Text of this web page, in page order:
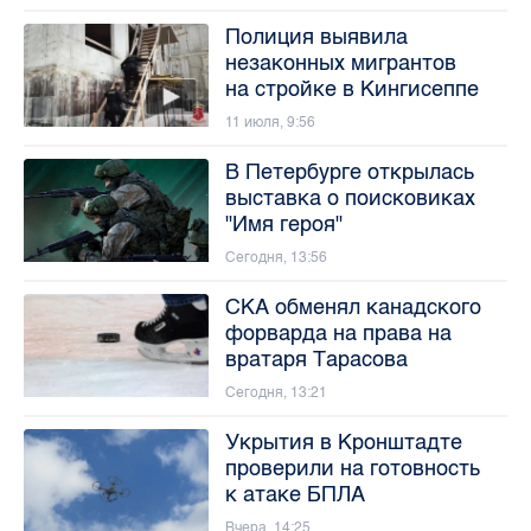
Полиция выявила
незаконных мигрантов
на стройке в Кингисеппе
11 июля, 9:56
В Петербурге открылась
выставка о поисковиках
"Имя героя"
Сегодня, 13:56
СКА обменял канадского
форварда на права на
вратаря Тарасова
Сегодня, 13:21
Укрытия в Кронштадте
проверили на готовность
к атаке БПЛА
Вчера, 14:25